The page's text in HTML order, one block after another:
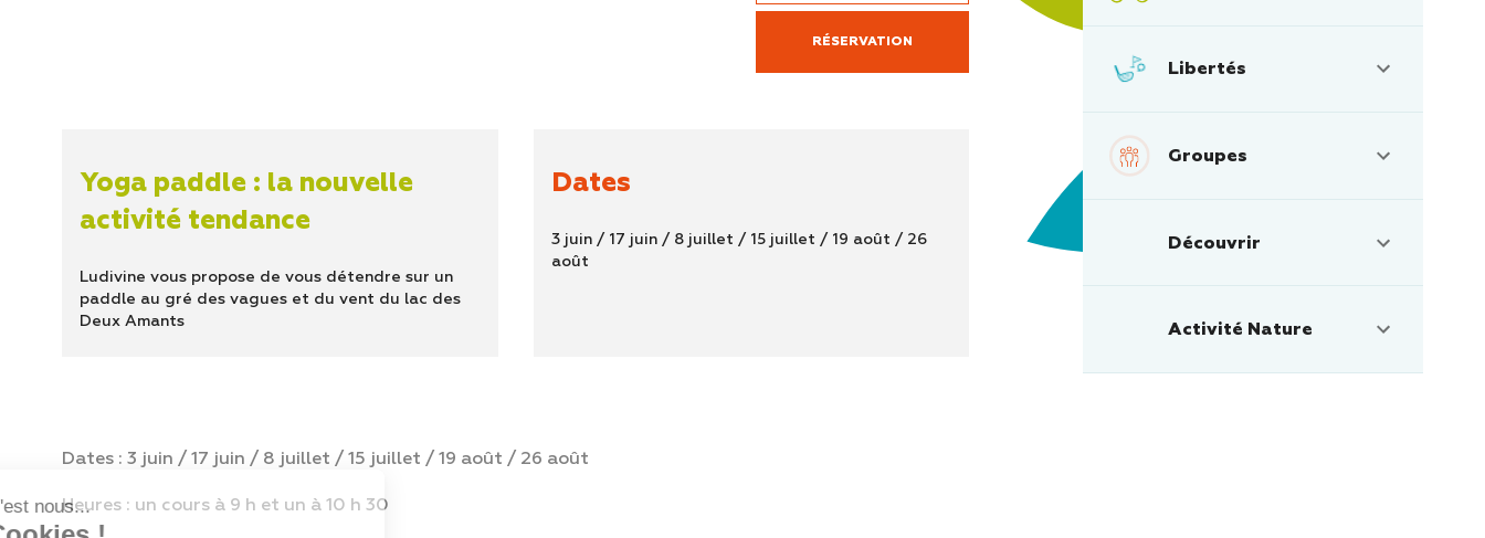
RÉSERVATION
Yoga paddle : la nouvelle
activité tendance
Ludivine vous propose de vous détendre sur un
paddle au gré des vagues et du vent du lac des
Deux Amants
Dates
3 juin / 17 juin / 8 juillet / 15 juillet / 19 août / 26
août
Dates : 3 juin / 17 juin / 8 juillet / 15 juillet / 19 août / 26 août
Heures : un cours à 9 h et un à 10 h 30
Libertés
Groupes
Découvrir
Activité Nature
Salut c'est nous...